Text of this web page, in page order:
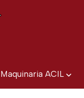
Maquinaria ACIL